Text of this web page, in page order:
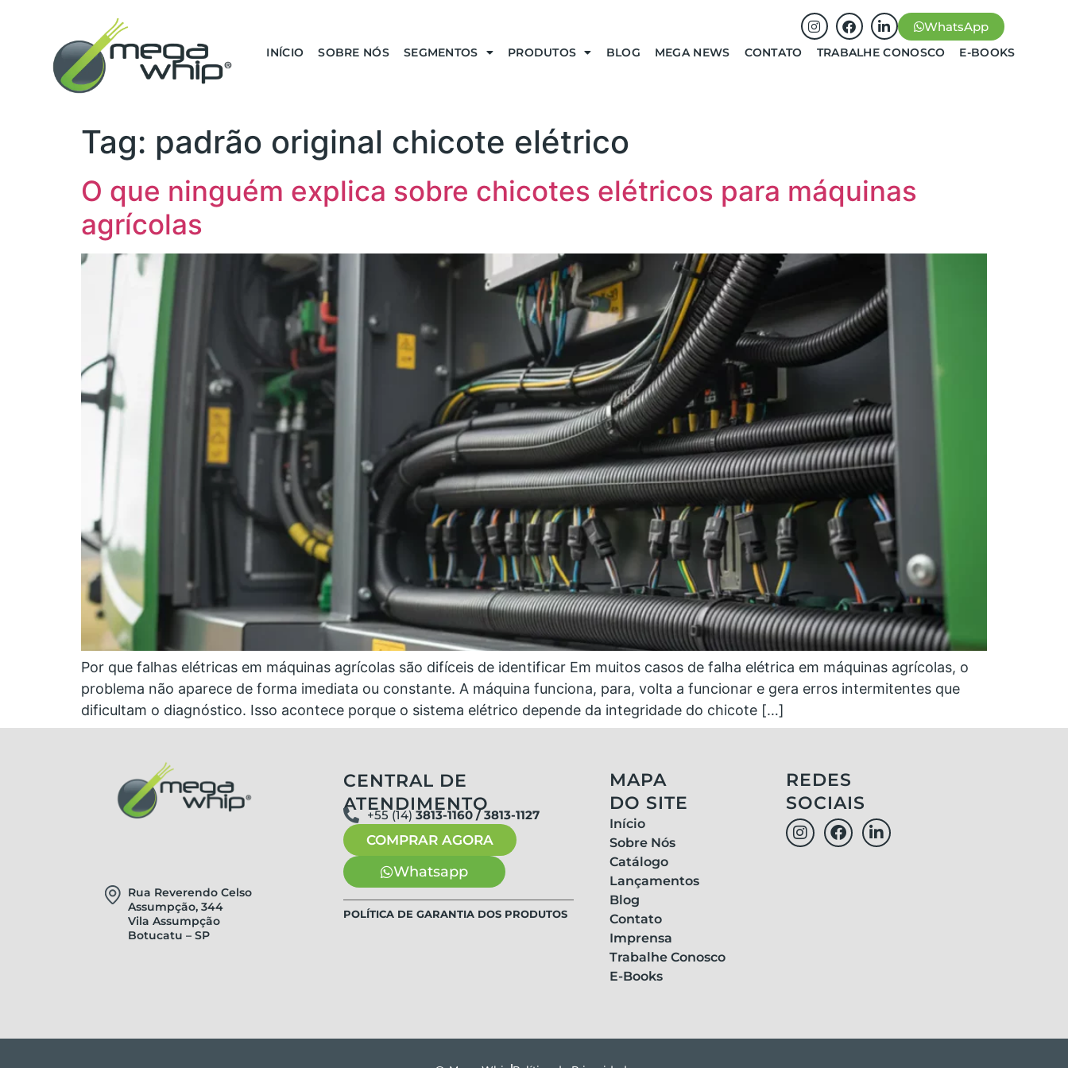
WhatsApp
INÍCIO SOBRE NÓS SEGMENTOS PRODUTOS BLOG MEGA NEWS CONTATO TRABALHE CONOSCO E-BOOKS
Tag: padrão original chicote elétrico
O que ninguém explica sobre chicotes elétricos para máquinas
agrícolas
Por que falhas elétricas em máquinas agrícolas são difíceis de identificar Em muitos casos de falha elétrica em máquinas agrícolas, o
problema não aparece de forma imediata ou constante. A máquina funciona, para, volta a funcionar e gera erros intermitentes que
dificultam o diagnóstico. Isso acontece porque o sistema elétrico depende da integridade do chicote […]
Rua Reverendo Celso
Assumpção, 344
Vila Assumpção
Botucatu – SP
CENTRAL DE
ATENDIMENTO
+55 (14)3813-1160 / 3813-1127
COMPRAR AGORA
Whatsapp
POLÍTICA DE GARANTIA DOS PRODUTOS
MAPA
DO SITE
Início
Sobre Nós
Catálogo
Lançamentos
Blog
Contato
Imprensa
Trabalhe Conosco
E-Books
REDES
SOCIAIS